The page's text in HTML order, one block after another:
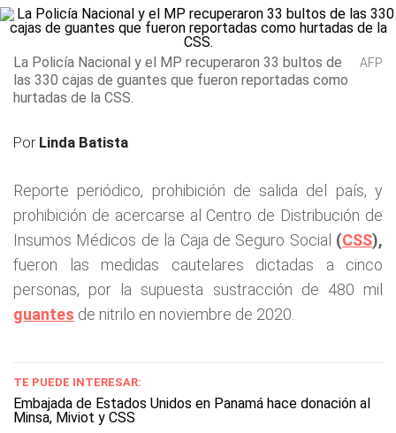
La Policía Nacional y el MP recuperaron 33 bultos de
las 330 cajas de guantes que fueron reportadas como
hurtadas de la CSS.
AFP
Por Linda Batista
Reporte periódico, prohibición de salida del país, y
prohibición de acercarse al Centro de Distribución de
Insumos Médicos de la Caja de Seguro Social (CSS),
fueron las medidas cautelares dictadas a cinco
personas, por la supuesta sustracción de 480 mil
guantes de nitrilo en noviembre de 2020.
TE PUEDE INTERESAR:
Embajada de Estados Unidos en Panamá hace donación al
Minsa, Miviot y CSS